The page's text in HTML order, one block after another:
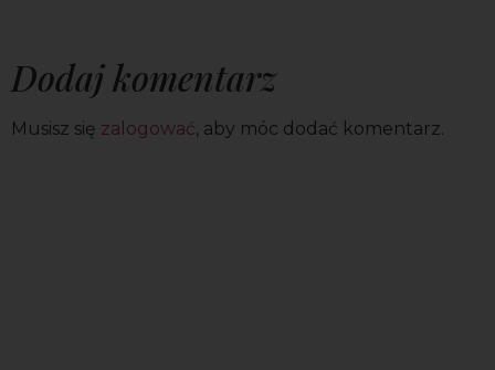
Dodaj komentarz
Musisz się zalogować, aby móc dodać komentarz.